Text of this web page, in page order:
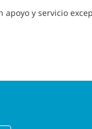
y servicio